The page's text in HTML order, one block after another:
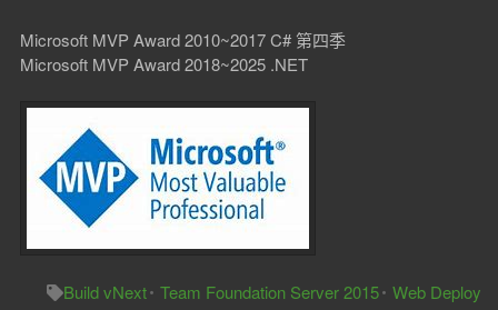
Microsoft MVP Award 2010~2017 C# 第四季
Microsoft MVP Award 2018~2025 .NET
Build vNext Team Foundation Server 2015 Web Deploy